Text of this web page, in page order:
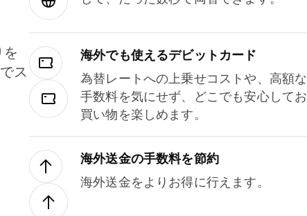
ス
海外でも使えるデビットカード
為替レートへの上乗せコストや、高額な
手数料を気にせず、どこでも安心してお
買い物を楽しめます。
海外送金の手数料を節約
海外送金をよりお得に行えます。